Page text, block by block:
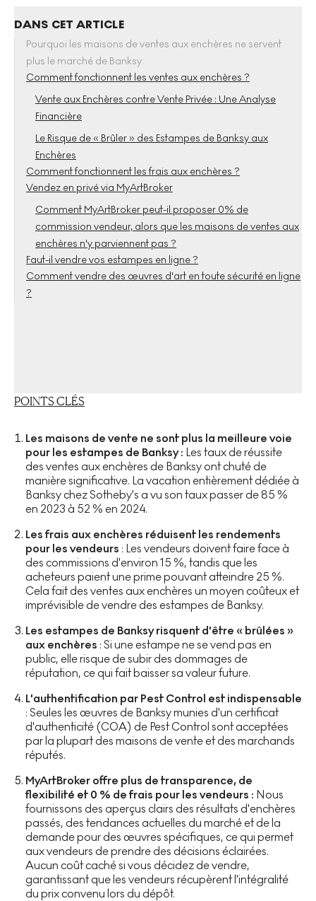
DANS CET ARTICLE
Pourquoi les maisons de ventes aux enchères ne servent
plus le marché de Banksy
Comment fonctionnent les ventes aux enchères ?
Vente aux Enchères contre Vente Privée : Une Analyse
Financière
Le Risque de « Brûler » des Estampes de Banksy aux
Enchères
Comment fonctionnent les frais aux enchères ?
Vendez en privé via MyArtBroker
Comment MyArtBroker peut-il proposer 0% de
commission vendeur, alors que les maisons de ventes aux
enchères n'y parviennent pas ?
Faut-il vendre vos estampes en ligne ?
Comment vendre des œuvres d'art en toute sécurité en ligne
?
POINTS CLÉS
Les maisons de vente ne sont plus la meilleure voie
pour les estampes de Banksy : Les taux de réussite
des ventes aux enchères de Banksy ont chuté de
manière significative. La vacation entièrement dédiée à
Banksy chez Sotheby's a vu son taux passer de 85 %
en 2023 à 52 % en 2024.
Les frais aux enchères réduisent les rendements
pour les vendeurs : Les vendeurs doivent faire face à
des commissions d'environ 15 %, tandis que les
acheteurs paient une prime pouvant atteindre 25 %.
Cela fait des ventes aux enchères un moyen coûteux et
imprévisible de vendre des estampes de Banksy.
Les estampes de Banksy risquent d'être « brûlées »
aux enchères : Si une estampe ne se vend pas en
public, elle risque de subir des dommages de
réputation, ce qui fait baisser sa valeur future.
L'authentification par Pest Control est indispensable
: Seules les œuvres de Banksy munies d'un certificat
d'authenticité (COA) de Pest Control sont acceptées
par la plupart des maisons de vente et des marchands
réputés.
MyArtBroker offre plus de transparence, de
flexibilité et 0 % de frais pour les vendeurs : Nous
fournissons des aperçus clairs des résultats d'enchères
passés, des tendances actuelles du marché et de la
demande pour des œuvres spécifiques, ce qui permet
aux vendeurs de prendre des décisions éclairées.
Aucun coût caché si vous décidez de vendre,
garantissant que les vendeurs récupèrent l'intégralité
du prix convenu lors du dépôt.